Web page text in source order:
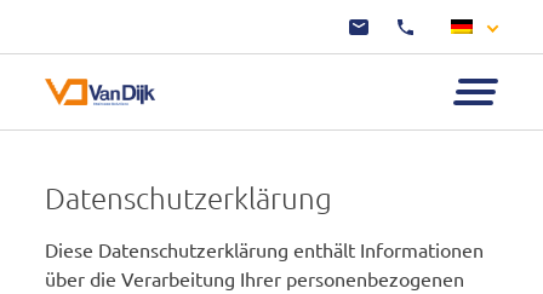
Datenschutzerklärung
Diese Datenschutzerklärung enthält Informationen
über die Verarbeitung Ihrer personenbezogenen